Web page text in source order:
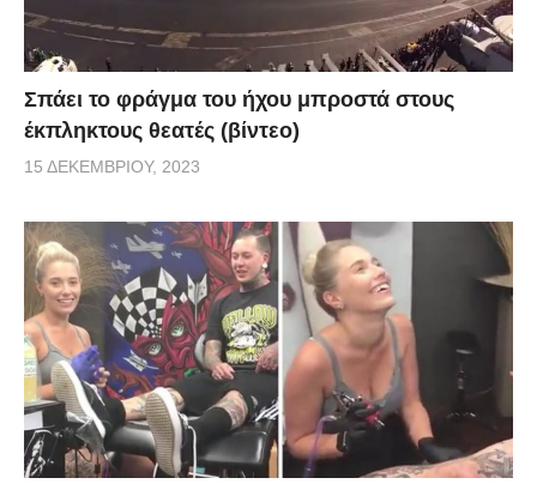
Σπάει το φράγμα του ήχου μπροστά στους
έκπληκτους θεατές (βίντεο)
15 ΔΕΚΕΜΒΡΊΟΥ, 2023